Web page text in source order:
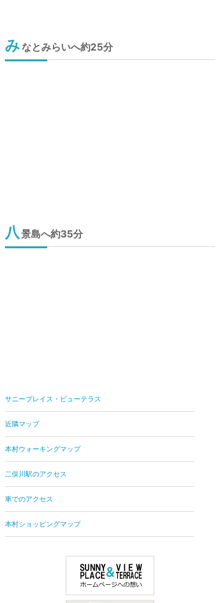
み なとみらいへ約25分
八 景島へ約35分
サニープレイス・ビューテラス
近隣マップ
本村ウォーキングマップ
二俣川駅のアクセス
車でのアクセス
本村ショッピングマップ